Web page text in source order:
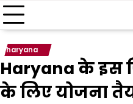
haryana
Haryana के इस
के लिए योजना